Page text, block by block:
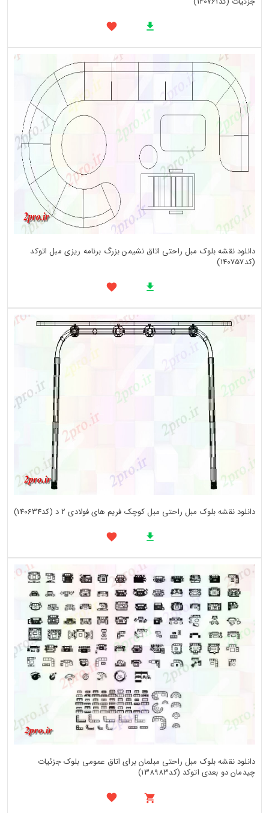
دانلود نقشه بلوک مبل راحتی اتاق نشیمن بزرگ برنامه ریزی مبل اتوکد
(کد140757)
دانلود نقشه بلوک مبل راحتی مبل کوچک فریم های فولادی 2 د (کد140634)
دانلود نقشه بلوک مبل راحتی مبلمان برای اتاق عمومی بلوک جزئیات
چیدمان دو بعدی اتوکد (کد138983)